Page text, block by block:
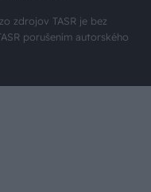
zdrojov TASR je bez
porušením autorského